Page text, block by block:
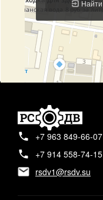
+7 963 849-66-07
+7 914 558-74-15
rsdv1@rsdv.su